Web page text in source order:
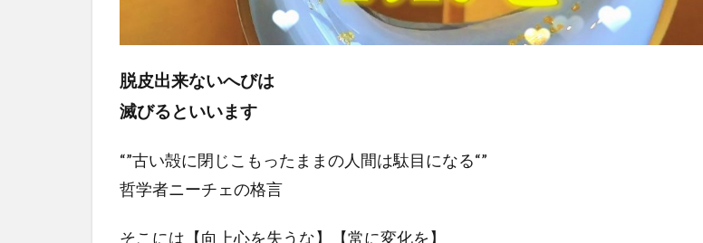
脱皮出来ないへびは
滅びるといいます
“”古い殻に閉じこもったままの人間は駄目になる“”
哲学者ニーチェの格言
そこには【向上心を失うな】【常に変化を】